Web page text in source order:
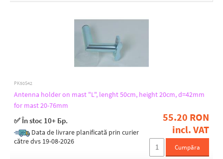
PK50S42
Antenna holder on mast "L", lenght 50cm, height 20cm, d=42mm
for mast 20-76mm
✅ În stoc 10+ Бр.
Data de livrare planificată prin curier
către dvs 19-08-2026
55.20 RON
incl. VAT
Cumpăra